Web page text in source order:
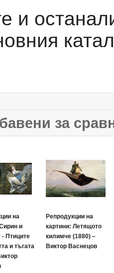
и
за
на
и
- Птиците
и тъгата
Репродукции на
картини: Летящото
килимче (1880) –
Виктор Васнецов